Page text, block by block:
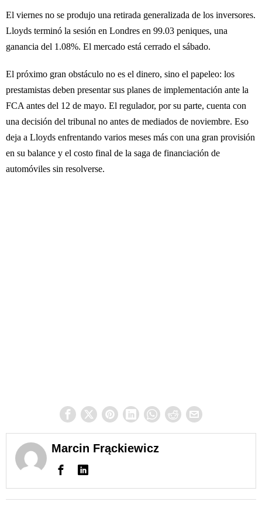
El viernes no se produjo una retirada generalizada de los inversores.
Lloyds terminó la sesión en Londres en 99.03 peniques, una
ganancia del 1.08%. El mercado está cerrado el sábado.
El próximo gran obstáculo no es el dinero, sino el papeleo: los
prestamistas deben presentar sus planes de implementación ante la
FCA antes del 12 de mayo. El regulador, por su parte, cuenta con
una decisión del tribunal no antes de mediados de noviembre. Eso
deja a Lloyds enfrentando varios meses más con una gran provisión
en su balance y el costo final de la saga de financiación de
automóviles sin resolverse.
Marcin Frąckiewicz